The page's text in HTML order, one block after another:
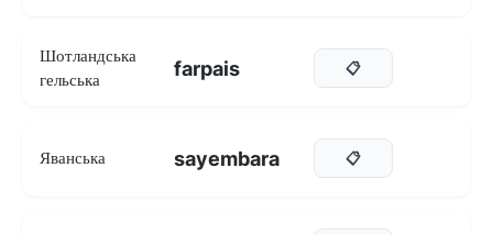
Шотландська
гельська
farpais 📋
Яванська sayembara 📋